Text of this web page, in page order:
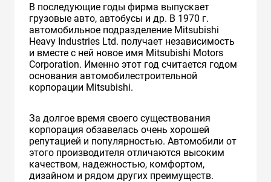
В последующие годы фирма выпускает
грузовые авто, автобусы и др. В 1970 г.
автомобильное подразделение Mitsubishi
Heavy Industries Ltd. получает независимость
и вместе с ней новое имя Mitsubishi Motors
Corporation. Именно этот год считается годом
основания автомобилестроительной
корпорации Mitsubishi.
За долгое время своего существования
корпорация обзавелась очень хорошей
репутацией и популярностью. Автомобили от
этого производителя отличаются высоким
качеством, надежностью, комфортом,
дизайном и рядом других преимуществ.